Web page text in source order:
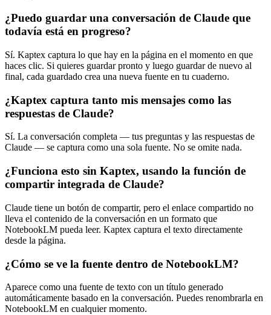
¿Puedo guardar una conversación de Claude que
todavía está en progreso?
Sí. Kaptex captura lo que hay en la página en el momento en que
haces clic. Si quieres guardar pronto y luego guardar de nuevo al
final, cada guardado crea una nueva fuente en tu cuaderno.
¿Kaptex captura tanto mis mensajes como las
respuestas de Claude?
Sí. La conversación completa — tus preguntas y las respuestas de
Claude — se captura como una sola fuente. No se omite nada.
¿Funciona esto sin Kaptex, usando la función de
compartir integrada de Claude?
Claude tiene un botón de compartir, pero el enlace compartido no
lleva el contenido de la conversación en un formato que
NotebookLM pueda leer. Kaptex captura el texto directamente
desde la página.
¿Cómo se ve la fuente dentro de NotebookLM?
Aparece como una fuente de texto con un título generado
automáticamente basado en la conversación. Puedes renombrarla en
NotebookLM en cualquier momento.